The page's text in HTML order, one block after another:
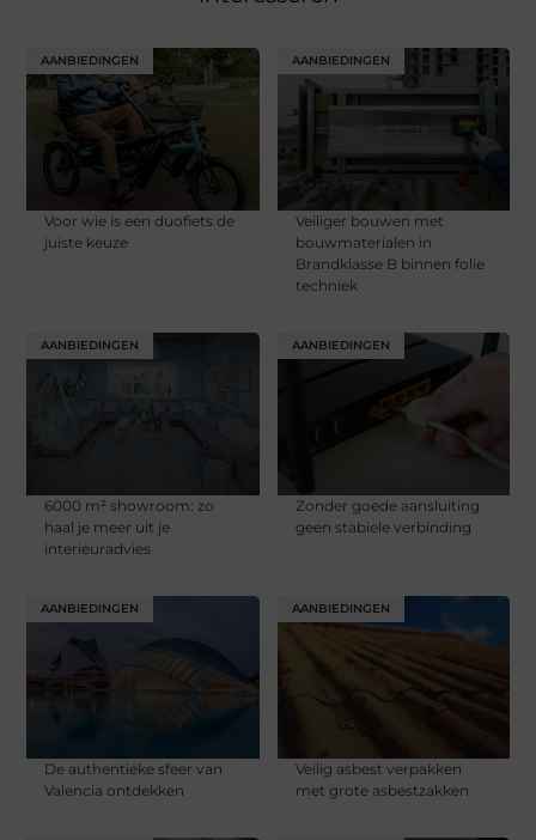
AANBIEDINGEN
Voor wie is een duofiets de
juiste keuze
AANBIEDINGEN
Veiliger bouwen met
bouwmaterialen in
Brandklasse B binnen folie
techniek
AANBIEDINGEN
6000 m² showroom: zo
haal je meer uit je
interieuradvies
AANBIEDINGEN
Zonder goede aansluiting
geen stabiele verbinding
AANBIEDINGEN
De authentieke sfeer van
Valencia ontdekken
AANBIEDINGEN
Veilig asbest verpakken
met grote asbestzakken